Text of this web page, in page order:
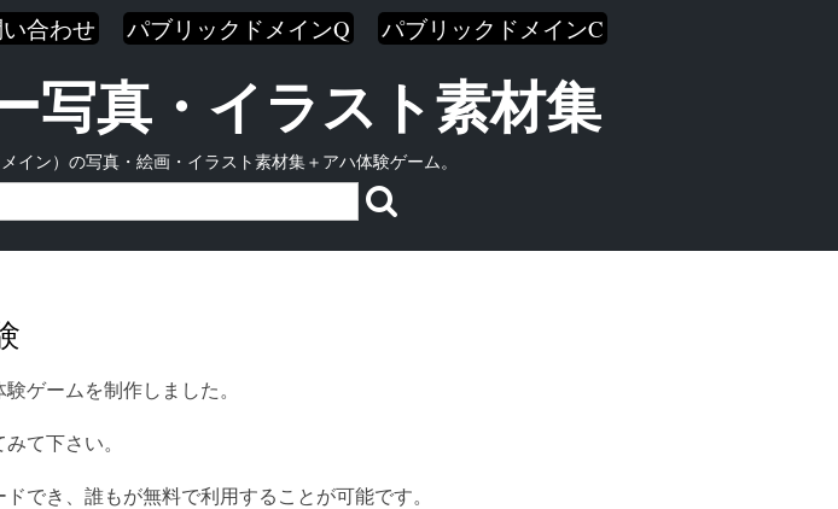
合わせ パブリックドメインQ パブリックドメインC
写真・イラスト素材集
イン）の写真・絵画・イラスト素材集＋アハ体験ゲーム。
ゲームを制作しました。
て下さい。
でき、誰もが無料で利用することが可能です。